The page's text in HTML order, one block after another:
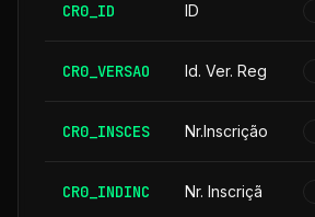
CR0_ID ID
CR0_VERSAO Id. Ver. Reg
CR0_INSCES Nr.Inscrição
CR0_INDINC Nr. Inscriçã